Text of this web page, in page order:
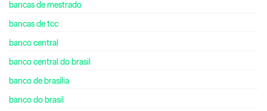
bancas de mestrado
bancas de tcc
banco central
banco central do brasil
banco de brasília
banco do brasil